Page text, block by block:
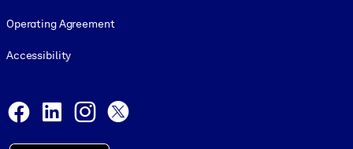
Operating Agreement
Accessibility
Facebook
LinkedInInstagram